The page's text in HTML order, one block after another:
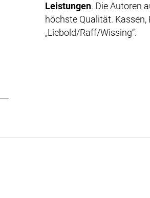
Leistungen. Die Autoren
höchste Qualität.
„Liebold/Raff/Wissing“.